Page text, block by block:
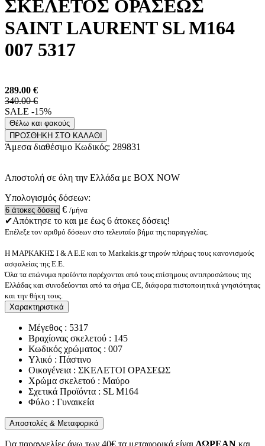
ΣΚΕΛΕΤΟΣ ΟΡΑΣΕΩΣ
SAINT LAURENT SL M164
007 5317
289.00 €
340.00 €
SALE -15%
Θέλω και φακούς
ΠΡΟΣΘΗΚΗ ΣΤΟ ΚΑΛΑΘΙ
Άμεσα διαθέσιμο Κωδικός: 289831
Αποστολή σε όλη την Ελλάδα με BOX NOW
Υπολογισμός δόσεων:
€ /μήνα
✔Απόκτησε το και με έως 6 άτοκες δόσεις!
Επέλεξε τον αριθμό δόσεων στο τελευταίο βήμα της παραγγελίας.
Η ΜΑΡΚΑΚΗΣ Ι & Α Ε.Ε και το Markakis.gr τηρούν πλήρως τους κανονισμούς
ασφαλείας της Ε.Ε.
Όλα τα επώνυμα προϊόντα παρέχονται από τους επίσημους αντιπροσώπους της
Ελλάδας και συνοδεύονται από τα σήμα CE, διάφορα πιστοποιητικά γνησιότητας
και την θήκη τους.
Χαρακτηριστικά
Μέγεθος : 5317
Βραχίονας σκελετού : 145
Κωδικός χρώματος : 007
Υλικό : Πάστινο
Οικογένεια : ΣΚΕΛΕΤΟΙ ΟΡΑΣΕΩΣ
Χρώμα σκελετού : Μαύρο
Σχετικά Προϊόντα : SL M164
Φύλο : Γυναικεία
Αποστολές & Μεταφορικά